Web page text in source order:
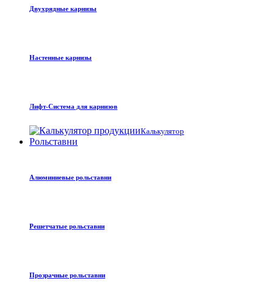
Двухрядные карнизы
Настенные карнизы
Лифт-Система для карнизов
Калькулятор
Рольставни
Алюминиевые рольставни
Решетчатые рольставни
Прозрачные рольставни